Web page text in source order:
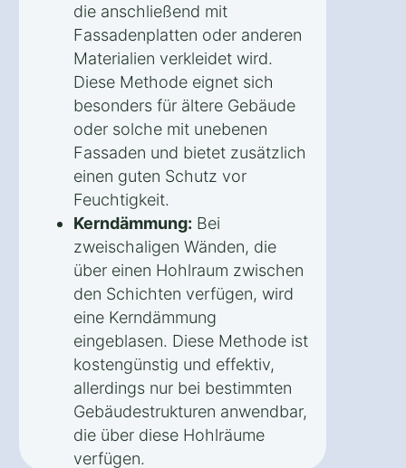
die anschließend mit
Fassadenplatten oder anderen
Materialien verkleidet wird.
Diese Methode eignet sich
besonders für ältere Gebäude
oder solche mit unebenen
Fassaden und bietet zusätzlich
einen guten Schutz vor
Feuchtigkeit.
Kerndämmung: Bei
zweischaligen Wänden, die
über einen Hohlraum zwischen
den Schichten verfügen, wird
eine Kerndämmung
eingeblasen. Diese Methode ist
kostengünstig und effektiv,
allerdings nur bei bestimmten
Gebäudestrukturen anwendbar,
die über diese Hohlräume
verfügen.